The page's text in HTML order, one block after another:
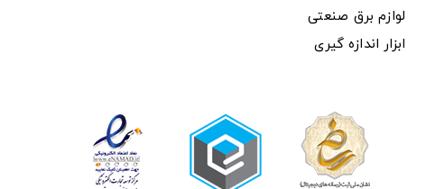
لوازم برق صنعتی
ابزار اندازه گیری